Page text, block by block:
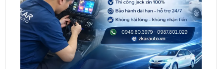
Địa chỉ lắp đặt phụ kiện ô tô uy tín tại tphcm